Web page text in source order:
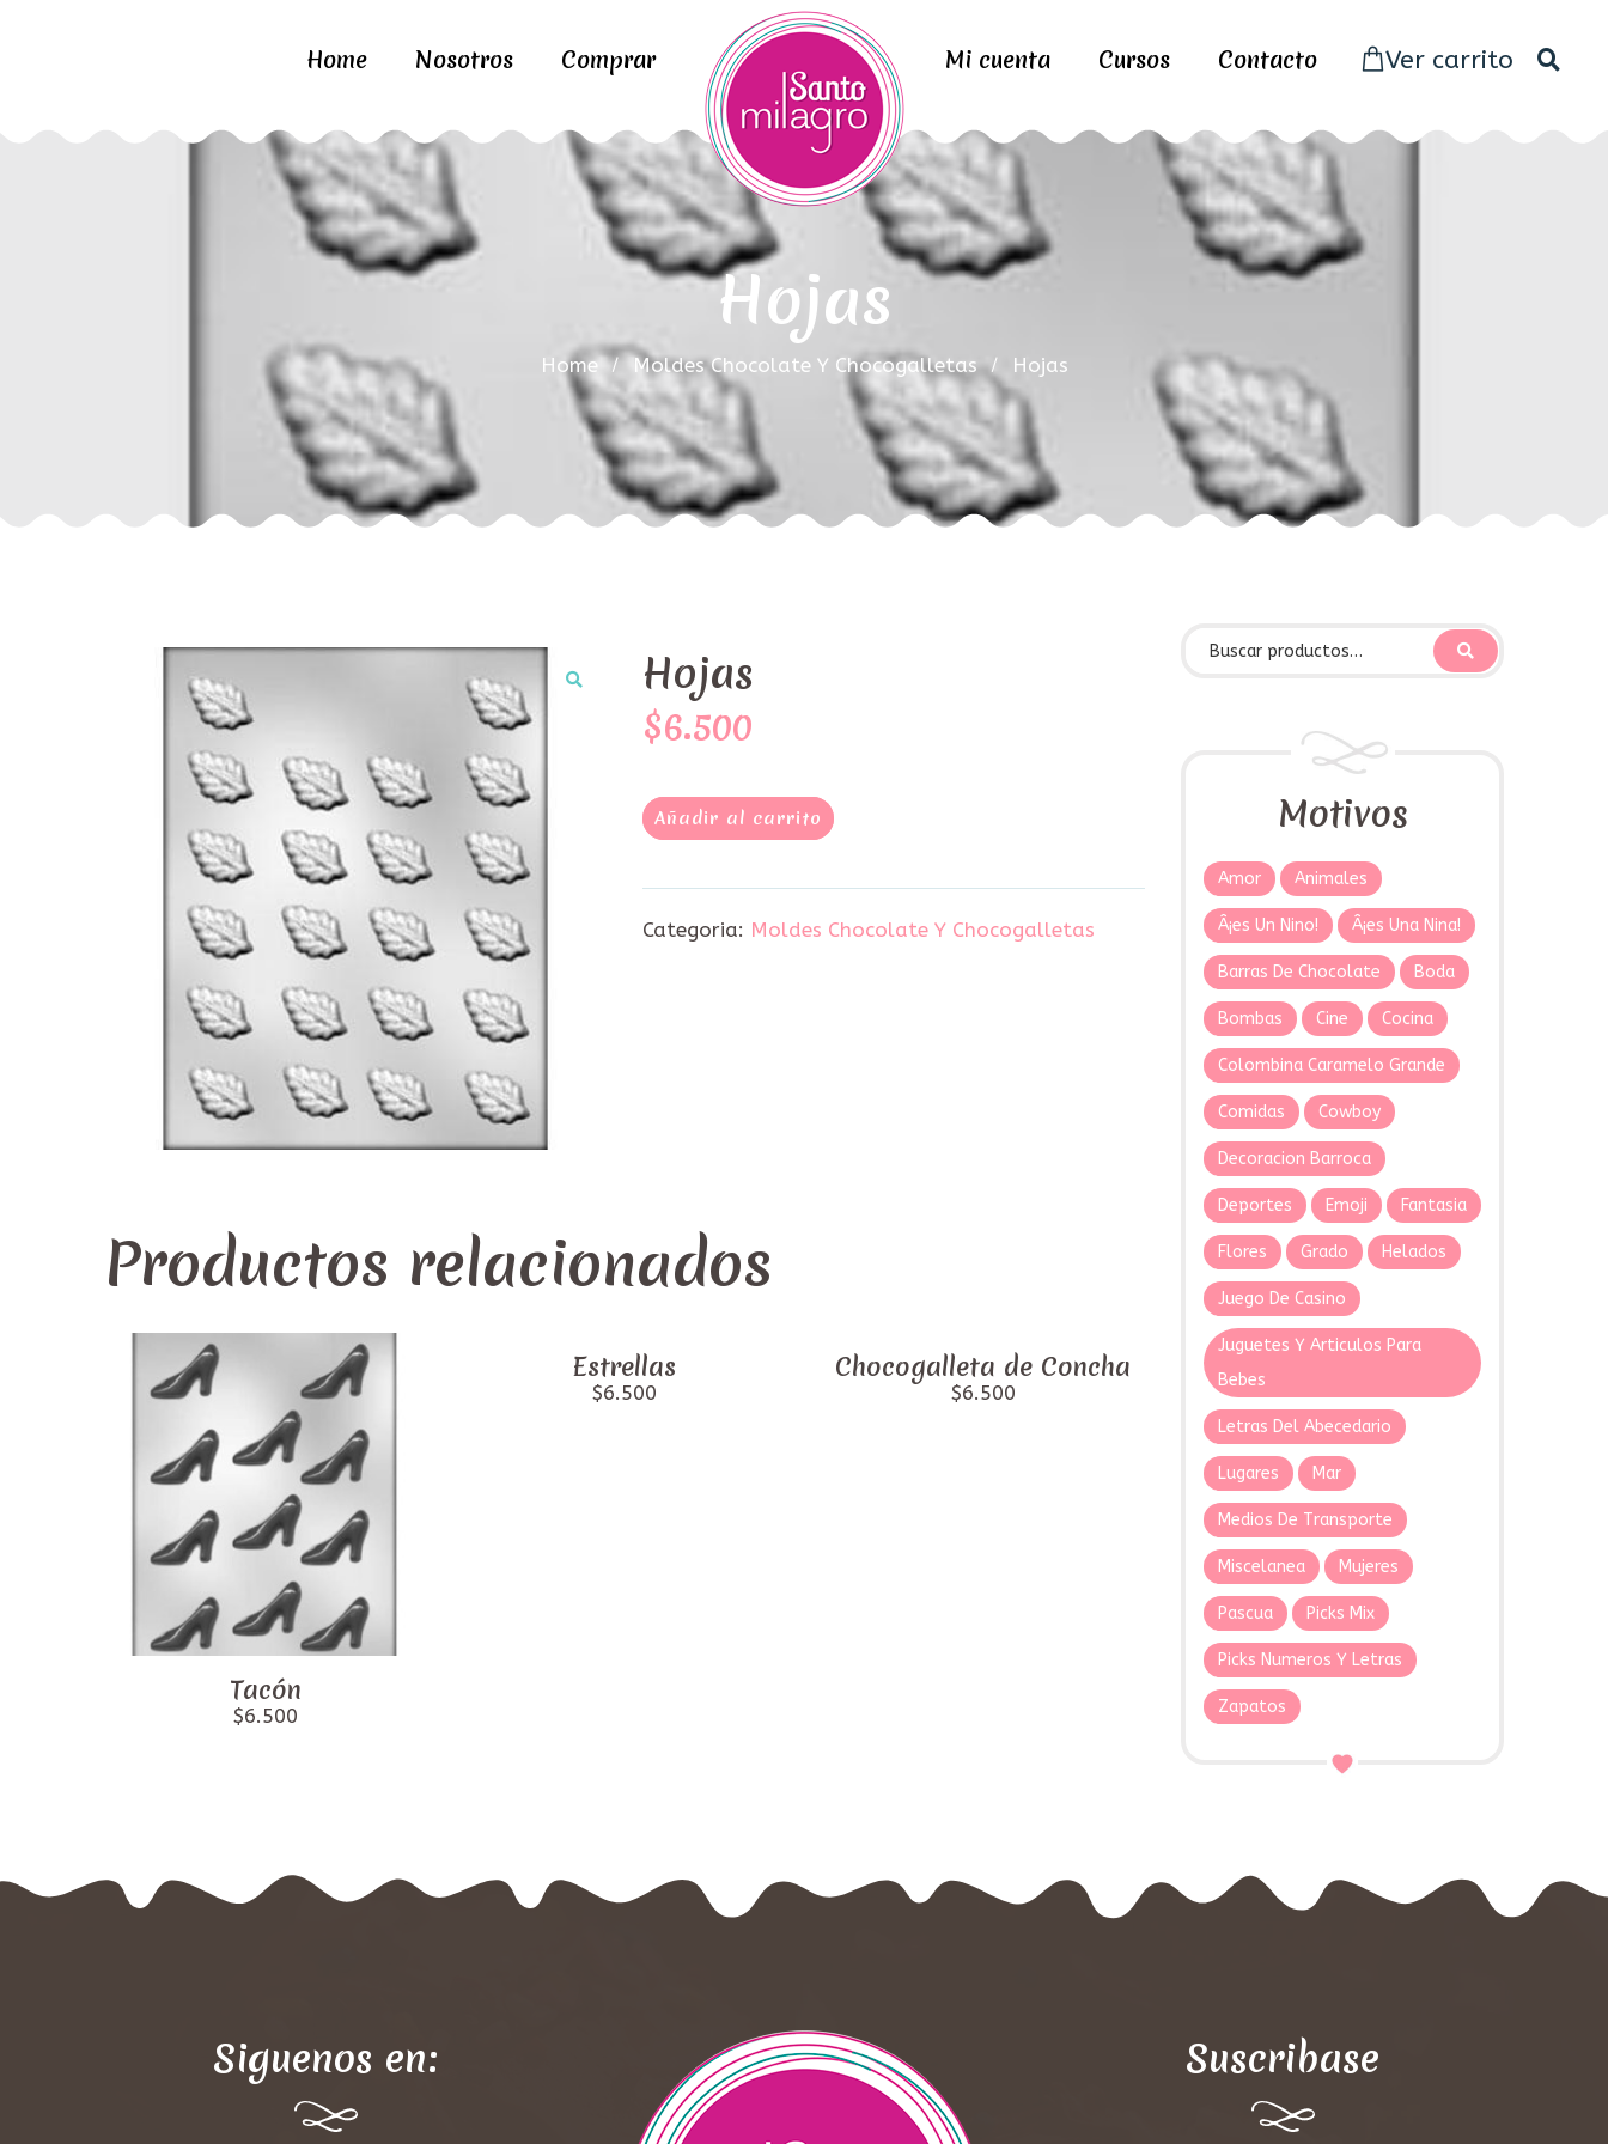
Home Nosotros Comprar Mi cuenta Cursos Contacto Ver carrito
Hojas
Home Moldes Chocolate Y Chocogalletas Hojas
Hojas
$6.500
Añadir al carrito
Categoria: Moldes Chocolate Y Chocogalletas
Productos relacionados
Tacón
$6.500
Estrellas
$6.500
Chocogalleta de Concha
$6.500
Motivos
Amor Animales
Â¡es Un Nino! Â¡es Una Nina!
Barras De Chocolate Boda
Bombas Cine Cocina
Colombina Caramelo Grande
Comidas Cowboy
Decoracion Barroca
Deportes Emoji Fantasia
Flores Grado Helados
Juego De Casino
Juguetes Y Articulos Para
Bebes
Letras Del Abecedario
Lugares Mar
Medios De Transporte
Miscelanea Mujeres
Pascua Picks Mix
Picks Numeros Y Letras
Zapatos
Siguenos en: Suscribase